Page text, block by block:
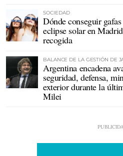
SOCIEDAD
Dónde conseguir
eclipse solar en
recogida
BALANCE DE LA GESTIÓN DE
Argentina encadena
seguridad, defensa,
exterior durante la
Milei